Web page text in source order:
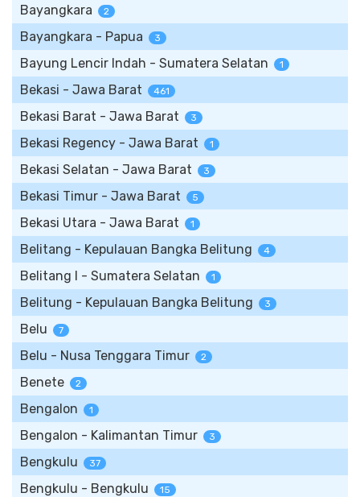
Bayangkara 2
Bayangkara - Papua 3
Bayung Lencir Indah - Sumatera Selatan 1
Bekasi - Jawa Barat 461
Bekasi Barat - Jawa Barat 3
Bekasi Regency - Jawa Barat 1
Bekasi Selatan - Jawa Barat 3
Bekasi Timur - Jawa Barat 5
Bekasi Utara - Jawa Barat 1
Belitang - Kepulauan Bangka Belitung 4
Belitang I - Sumatera Selatan 1
Belitung - Kepulauan Bangka Belitung 3
Belu 7
Belu - Nusa Tenggara Timur 2
Benete 2
Bengalon 1
Bengalon - Kalimantan Timur 3
Bengkulu 37
Bengkulu - Bengkulu 15